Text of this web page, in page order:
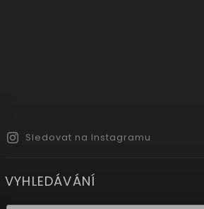
Sledovat na Instagramu
VYHLEDÁVÁNÍ